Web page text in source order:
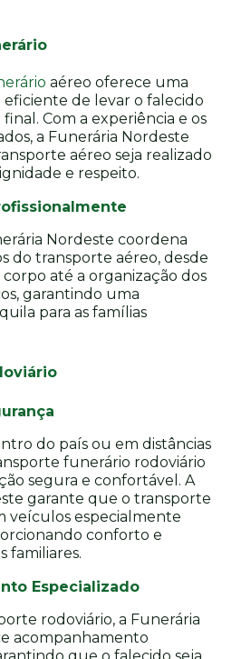
aéreo oferece uma
eficiente de levar o falecido
Com a experiência e os
a Funerária Nordeste
aéreo seja realizado
e respeito.
Nordeste coordena
do transporte aéreo, desde
até a organização dos
garantindo uma
para as famílias
do país ou em distâncias
funerário rodoviário
segura e confortável. A
garante que o transporte
veículos especialmente
conforto e
familiares.
Especializado
rodoviário, a Funerária
acompanhamento